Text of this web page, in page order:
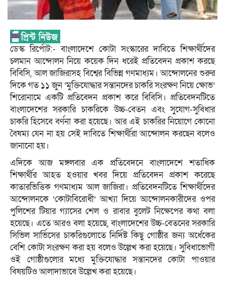
ডেস্ক রির্পোট:- বাংলাদেশে কোটা সংস্কারের দাবিতে শিক্ষার্থীদের
চলমান আন্দোলন নিয়ে কয়েক দিন ধরেই প্রতিবেদন প্রকাশ করছে
বিবিসি, আল জাজিরাসহ বিশ্বের বিভিন্ন গণমাধ্যম। আন্দোলনের শুরুর
দিকে গত ১১ জুন ‘মুক্তিযোদ্ধার সন্তানদের চাকরি সংরক্ষণ নিয়ে ক্ষোভ’
শিরোনামে একটি প্রতিবেদন প্রকাশ করে বিবিসি। প্রতিবেদনটিতে
বাংলাদেশের সরকারি চাকরিকে উচ্চ-বেতন এবং সুযোগ-সুবিধার
চাকরি হিসেবে বর্ণনা করা হয়েছে। আর এই চাকরির নিয়োগে কোনো
বৈষম্য যেন না হয় সেই দাবিতে শিক্ষার্থীরা আন্দোলন করছেন বলেও
জানানো হয়।
এদিকে আজ মঙ্গলবার এক প্রতিবেদনে বাংলাদেশে শতাধিক
শিক্ষার্থীর আহত হওয়ার খবর দিয়ে প্রতিবেদন প্রকাশ করেছে
কাতারভিত্তিক গণমাধ্যম আল জাজিরা। প্রতিবেদনটিতে শিক্ষার্থীদের
আন্দোলনকে ‘কোটাবিরোধী’ আখ্যা দিয়ে আন্দোলনকারীদের ওপর
পুলিশের টিয়ার গ্যাসের শেল ও রাবার বুলেট নিক্ষেপের কথা বলা
হয়েছে। এতে আরও বলা হয়েছে, বাংলাদেশের উচ্চ-বেতনের সরকারি
সিভিল সার্ভিসের চাকরিগুলোতে নির্দিষ্ট কিছু গোষ্ঠীর জন্য অর্ধেকের
বেশি কোটা সংরক্ষণ করা হয় বলেও উল্লেখ করা হয়েছে। সুবিধাভোগী
ওই গোষ্ঠীগুলোর মধ্যে মুক্তিযোদ্ধার সন্তানদের কোটা পাওয়ার
বিষয়টিও আলাদাভাবে উল্লেখ করা হয়েছে।